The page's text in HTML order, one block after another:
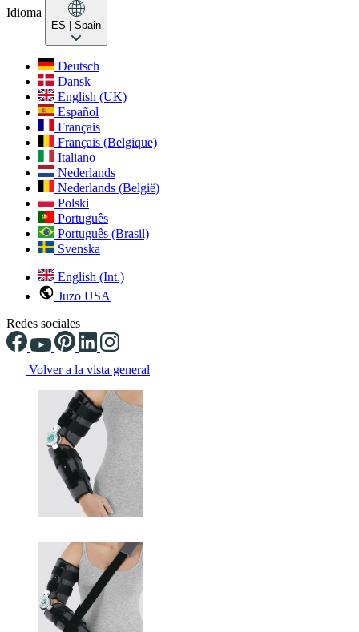
Idioma
ES | Spain
Deutsch
Dansk
English (UK)
Español
Français
Français (Belgique)
Italiano
Nederlands
Nederlands (België)
Polski
Português
Português (Brasil)
Svenska
English (Int.)
Juzo USA
Redes sociales
Volver a la vista general